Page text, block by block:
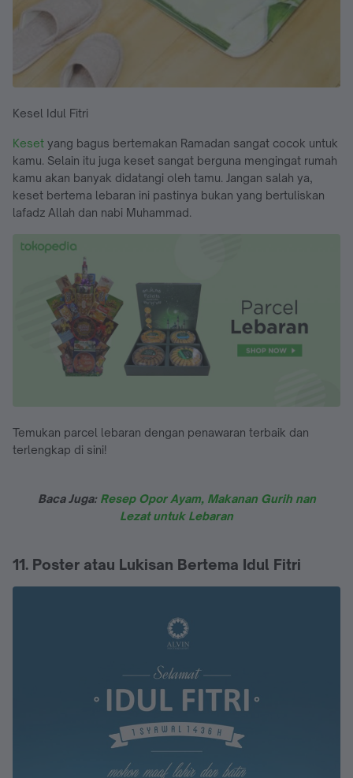
Kesel Idul Fitri
Keset yang bagus bertemakan Ramadan sangat cocok untuk
kamu. Selain itu juga keset sangat berguna mengingat rumah
kamu akan banyak didatangi oleh tamu. Jangan salah ya,
keset bertema lebaran ini pastinya bukan yang bertuliskan
lafadz Allah dan nabi Muhammad.
Temukan parcel lebaran dengan penawaran terbaik dan
terlengkap di sini!
Baca Juga: Resep Opor Ayam, Makanan Gurih nan
Lezat untuk Lebaran
11. Poster atau Lukisan Bertema Idul Fitri